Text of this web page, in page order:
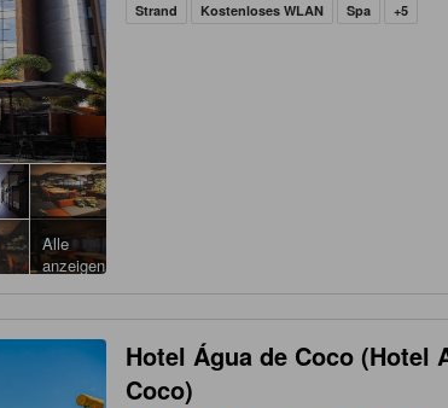
Alle
anzeigen
Strand Kostenloses WLAN Spa +5
Hotel Água de Coco (Hotel
Coco)